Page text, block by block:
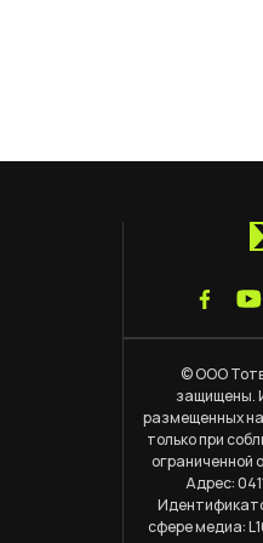
© ООО
защищены.
размещенных
только при
ограниченной
Адрес:
сфере медиа: